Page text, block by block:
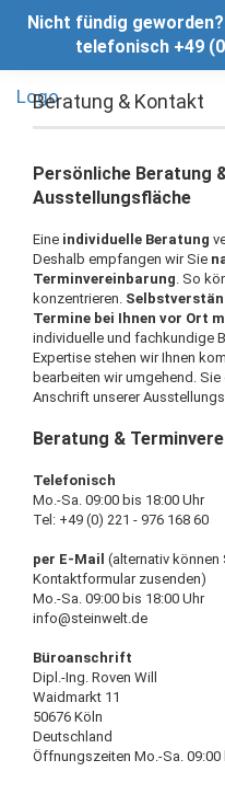
Nicht fündig
telefonisch +49
Beratung & Kontakt
Persönliche Beratung
Ausstellungsfläche
Eine individuelle Beratung
Deshalb empfangen wir Sie
Terminvereinbarung. So
konzentrieren.
Termine bei Ihnen vor Ort
individuelle und fachkundige
Expertise stehen wir Ihnen
bearbeiten wir umgehend.
Anschrift unserer
Beratung &
Telefonisch
Mo.-Sa. 09:00 bis 18:00 Uhr
Tel: +49 (0) 221 - 976 168 60
per E-Mail (alternativ können
Kontaktformular zusenden)
Mo.-Sa. 09:00 bis 18:00 Uhr
info@steinwelt.de
Büroanschrift
Dipl.-Ing. Roven Will
Waidmarkt 11
50676 Köln
Deutschland
Öffnungszeiten Mo.-Sa. 09:00